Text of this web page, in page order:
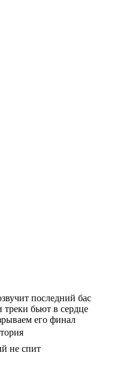
последний бас
бьют в сердце
его финал
не спит